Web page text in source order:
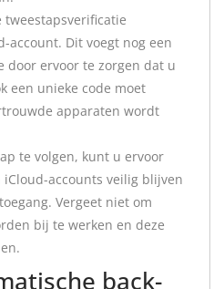
tweestapsverificatie
account. Dit voegt nog een
door ervoor te zorgen dat u
een unieke code moet
apparaten wordt
te volgen, kunt u ervoor
accounts veilig blijven
Vergeet niet om
bij te werken en deze
back-